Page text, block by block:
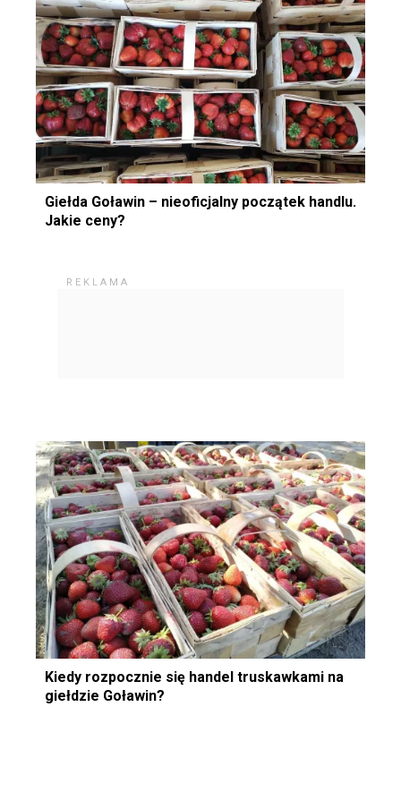
Giełda Goławin – nieoficjalny początek handlu.
Jakie ceny?
Kiedy rozpocznie się handel truskawkami na
giełdzie Goławin?